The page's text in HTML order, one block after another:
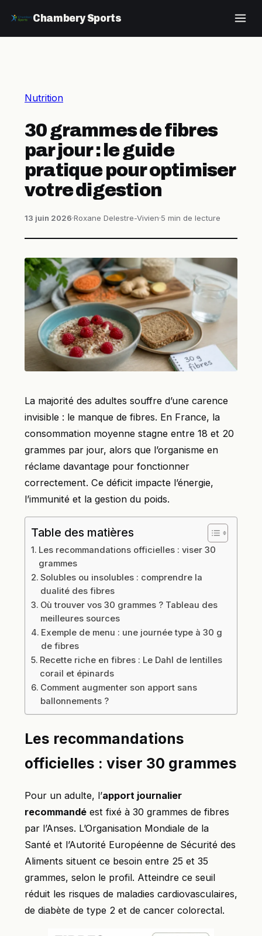
Chambery Sports
Nutrition
30 grammes de fibres
par jour : le guide
pratique pour optimiser
votre digestion
13 juin 2026·Roxane Delestre-Vivien·5 min de lecture
La majorité des adultes souffre d’une carence
invisible : le manque de fibres. En France, la
consommation moyenne stagne entre 18 et 20
grammes par jour, alors que l’organisme en
réclame davantage pour fonctionner
correctement. Ce déficit impacte l’énergie,
l’immunité et la gestion du poids.
Table des matières
Les recommandations officielles : viser 30
grammes
Solubles ou insolubles : comprendre la
dualité des fibres
Où trouver vos 30 grammes ? Tableau des
meilleures sources
Exemple de menu : une journée type à 30 g
de fibres
Recette riche en fibres : Le Dahl de lentilles
corail et épinards
Comment augmenter son apport sans
ballonnements ?
Les recommandations
officielles : viser 30 grammes
Pour un adulte, l’apport journalier
recommandé est fixé à 30 grammes de fibres
par l’Anses. L’Organisation Mondiale de la
Santé et l’Autorité Européenne de Sécurité des
Aliments situent ce besoin entre 25 et 35
grammes, selon le profil. Atteindre ce seuil
réduit les risques de maladies cardiovasculaires,
de diabète de type 2 et de cancer colorectal.